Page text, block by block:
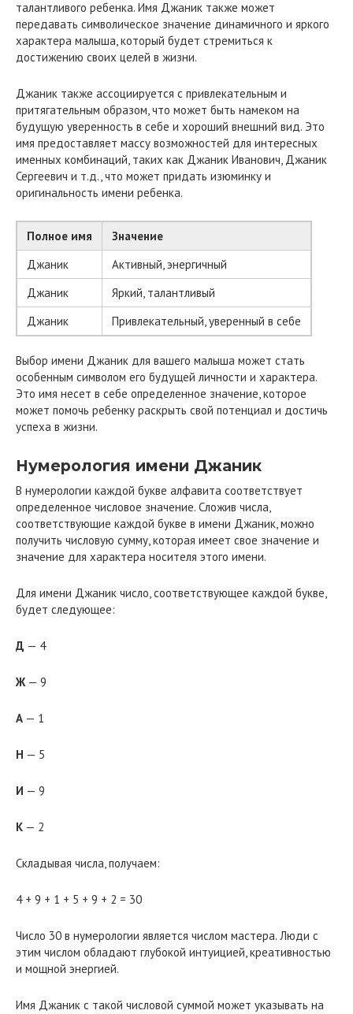
талантливого ребенка. Имя Джаник также может
передавать символическое значение динамичного и яркого
характера малыша, который будет стремиться к
достижению своих целей в жизни.
Джаник также ассоциируется с привлекательным и
притягательным образом, что может быть намеком на
будущую уверенность в себе и хороший внешний вид. Это
имя предоставляет массу возможностей для интересных
именных комбинаций, таких как Джаник Иванович, Джаник
Сергеевич и т.д., что может придать изюминку и
оригинальность имени ребенка.
Полное имя
Значение
Джаник
Активный, энергичный
Джаник
Яркий, талантливый
Джаник
Привлекательный, уверенный в себе
Выбор имени Джаник для вашего малыша может стать
особенным символом его будущей личности и характера.
Это имя несет в себе определенное значение, которое
может помочь ребенку раскрыть свой потенциал и достичь
успеха в жизни.
Нумерология имени Джаник
В нумерологии каждой букве алфавита соответствует
определенное числовое значение. Сложив числа,
соответствующие каждой букве в имени Джаник, можно
получить числовую сумму, которая имеет свое значение и
значение для характера носителя этого имени.
Для имени Джаник число, соответствующее каждой букве,
будет следующее:
Д — 4
Ж — 9
А — 1
Н — 5
И — 9
К — 2
Складывая числа, получаем:
4 + 9 + 1 + 5 + 9 + 2 = 30
Число 30 в нумерологии является числом мастера. Люди с
этим числом обладают глубокой интуицией, креативностью
и мощной энергией.
Имя Джаник с такой числовой суммой может указывать на